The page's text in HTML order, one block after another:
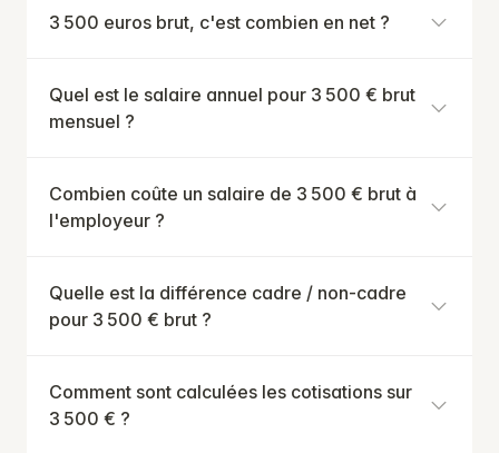
3 500 euros brut, c'est combien en net ?
Quel est le salaire annuel pour 3 500 € brut
mensuel ?
Combien coûte un salaire de 3 500 € brut à
l'employeur ?
Quelle est la différence cadre / non-cadre
pour 3 500 € brut ?
Comment sont calculées les cotisations sur
3 500 € ?